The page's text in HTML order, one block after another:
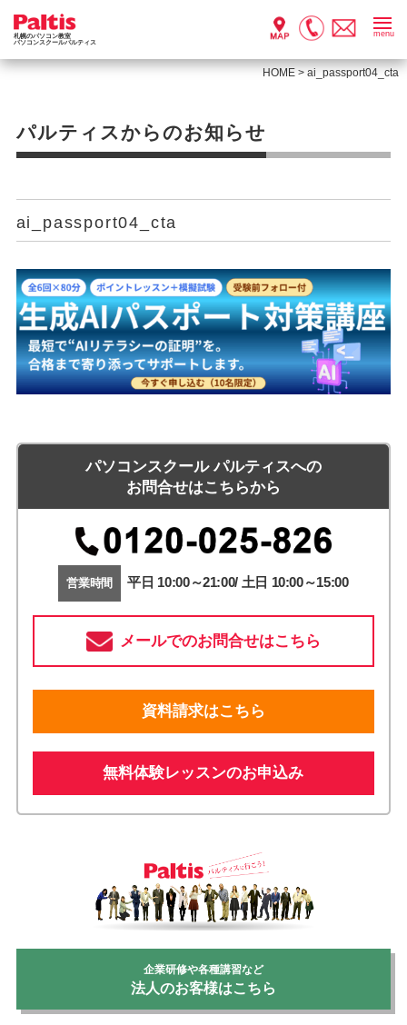
札幌のパソコン教室
パソコンスクールパルティス
menu
HOME >ai_passport04_cta
パルティスからのお知らせ
ai_passport04_cta
パソコンスクール パルティスへの
お問合せはこちらから
営業時間 平日 10:00～21:00/ 土日 10:00～15:00
メールでのお問合せはこちら
資料請求はこちら
無料体験レッスンのお申込み
企業研修や各種講習など
法人のお客様はこちら